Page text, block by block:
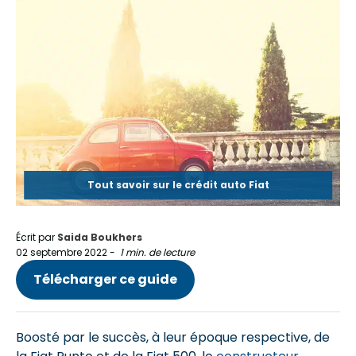
Tout savoir sur le crédit auto Fiat
Écrit par Saida Boukhers
02 septembre 2022- 1 min. de lecture
Télécharger ce guide
Boosté par le succès, à leur époque respective, de